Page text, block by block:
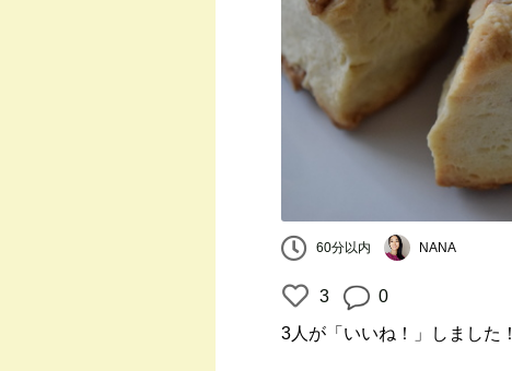
60分以内 NANA
3 0
3人 が「いいね！」しました！